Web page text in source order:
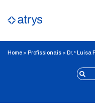
Home > Profissionais > Dr.ª Luísa